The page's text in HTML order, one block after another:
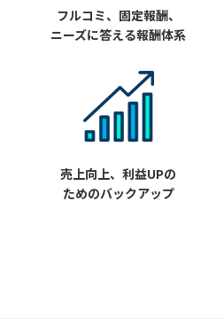
フルコミ、固定報酬、
ニーズに答える報酬体系
売上向上、利益UPの
ためのバックアップ